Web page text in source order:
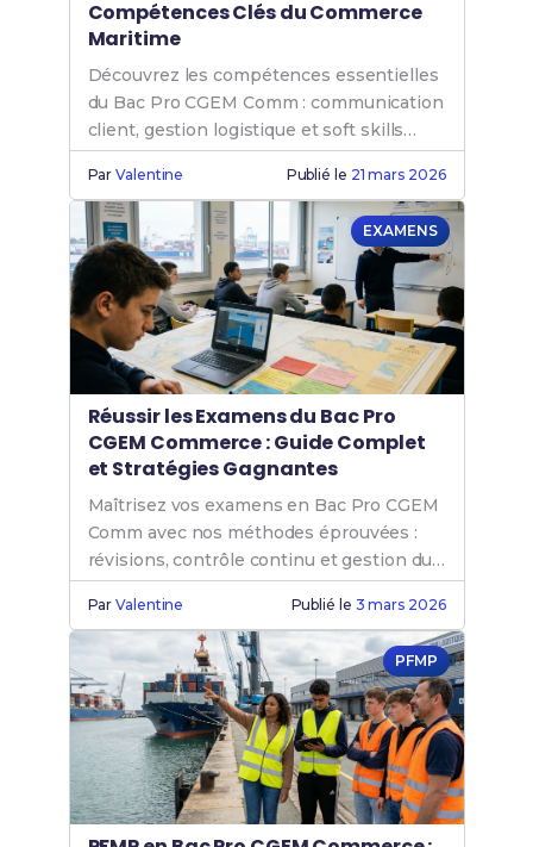
Compétences Clés du Commerce
Maritime
Découvrez les compétences essentielles
du Bac Pro CGEM Comm : communication
client, gestion logistique et soft skills
pour exceller en commerce maritime.
ParValentine Publié le 21 mars 2026
EXAMENS
Réussir les Examens du Bac Pro
CGEM Commerce : Guide Complet
et Stratégies Gagnantes
Maîtrisez vos examens en Bac Pro CGEM
Comm avec nos méthodes éprouvées :
révisions, contrôle continu et gestion du
stress maritime.
ParValentine Publié le 3 mars 2026
PFMP